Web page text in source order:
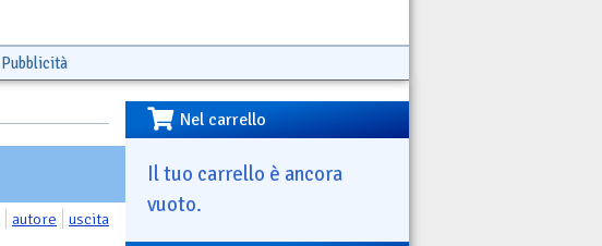
Pubblicità
autore uscita
Nel carrello
Il tuo carrello è ancora
vuoto.